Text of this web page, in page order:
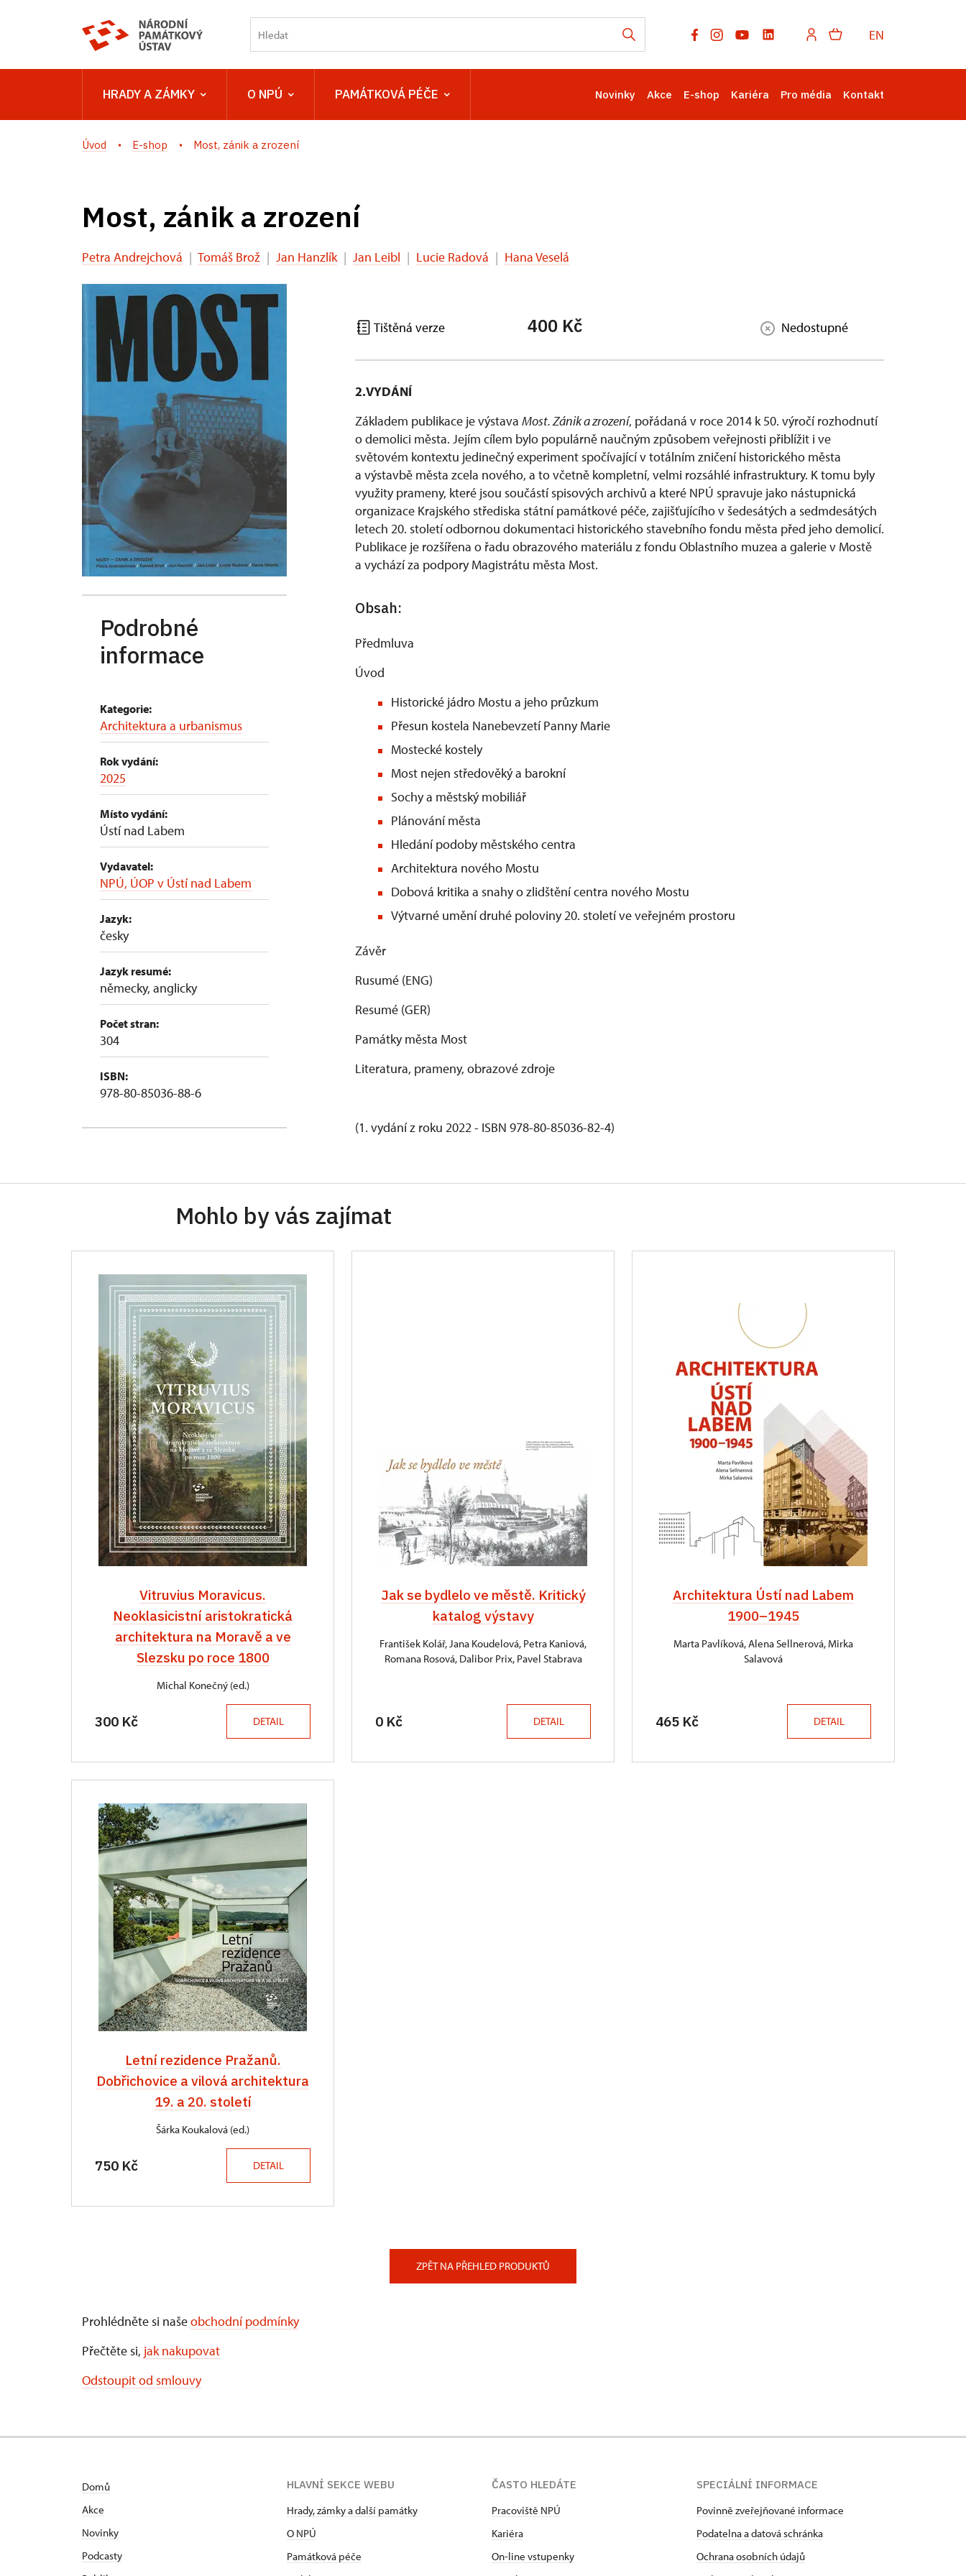
EN
HRADY A ZÁMKY O NPÚ PAMÁTKOVÁ PÉČE Novinky Akce E-shop Kariéra Pro média Kontakt
Úvod E-shop Most, zánik a zrození
Most, zánik a zrození
Petra Andrejchová | Tomáš Brož | Jan Hanzlík | Jan Leibl | Lucie Radová | Hana Veselá
Podrobné
informace
Kategorie:
Architektura a urbanismus
Rok vydání:
2025
Místo vydání:
Ústí nad Labem
Vydavatel:
NPÚ, ÚOP v Ústí nad Labem
Jazyk:
česky
Jazyk resumé:
německy, anglicky
Počet stran:
304
ISBN:
978-80-85036-88-6
Tištěná verze 400 Kč Nedostupné
2.VYDÁNÍ
Základem publikace je výstava Most. Zánik a zrození, pořádaná v roce 2014 k 50. výročí rozhodnutí
o demolici města. Jejím cílem bylo populárně naučným způsobem veřejnosti přiblížit i ve
světovém kontextu jedinečný experiment spočívající v totálním zničení historického města
a výstavbě města zcela nového, a to včetně kompletní, velmi rozsáhlé infrastruktury. K tomu byly
využity prameny, které jsou součástí spisových archivů a které NPÚ spravuje jako nástupnická
organizace Krajského střediska státní památkové péče, zajišťujícího v šedesátých a sedmdesátých
letech 20. století odbornou dokumentaci historického stavebního fondu města před jeho demolicí.
Publikace je rozšířena o řadu obrazového materiálu z fondu Oblastního muzea a galerie v Mostě
a vychází za podpory Magistrátu města Most.
Obsah:
Předmluva
Úvod
Historické jádro Mostu a jeho průzkum
Přesun kostela Nanebevzetí Panny Marie
Mostecké kostely
Most nejen středověký a barokní
Sochy a městský mobiliář
Plánování města
Hledání podoby městského centra
Architektura nového Mostu
Dobová kritika a snahy o zlidštění centra nového Mostu
Výtvarné umění druhé poloviny 20. století ve veřejném prostoru
Závěr
Rusumé (ENG)
Resumé (GER)
Památky města Most
Literatura, prameny, obrazové zdroje
(1. vydání z roku 2022 - ISBN 978-80-85036-82-4)
Mohlo by vás zajímat
Vitruvius Moravicus.
Neoklasicistní aristokratická
architektura na Moravě a ve
Slezsku po roce 1800
Michal Konečný (ed.)
300 Kč DETAIL
Jak se bydlelo ve městě. Kritický
katalog výstavy
František Kolář, Jana Koudelová, Petra Kaniová,
Romana Rosová, Dalibor Prix, Pavel Stabrava
0 Kč DETAIL
Architektura Ústí nad Labem
1900–1945
Marta Pavlíková, Alena Sellnerová, Mirka
Salavová
465 Kč DETAIL
Letní rezidence Pražanů.
Dobřichovice a vilová architektura
19. a 20. století
Šárka Koukalová (ed.)
750 Kč DETAIL
ZPĚT NA PŘEHLED PRODUKTŮ
Prohlédněte si našeobchodní podmínky
Přečtěte si, jak nakupovat
Odstoupit od smlouvy
Domů
Akce
Novinky
Podcasty
HLAVNÍ SEKCE WEBU
Hrady, zámky a další památky
O NPÚ
Památková péče
ČASTO HLEDÁTE
Pracoviště NPÚ
Kariéra
On-line vstupenky
SPECIÁLNÍ INFORMACE
Povinně zveřejňované informace
Podatelna a datová schránka
Ochrana osobních údajů